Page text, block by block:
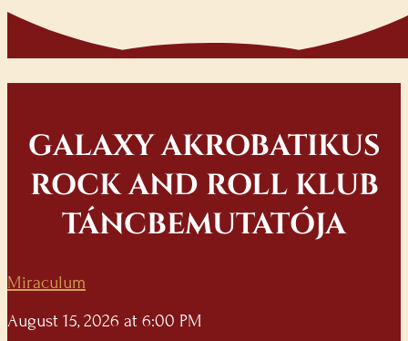
GALAXY AKROBATIKUS
ROCK AND ROLL KLUB
TÁNCBEMUTATÓJA
Miraculum
August 15, 2026 at 6:00 PM